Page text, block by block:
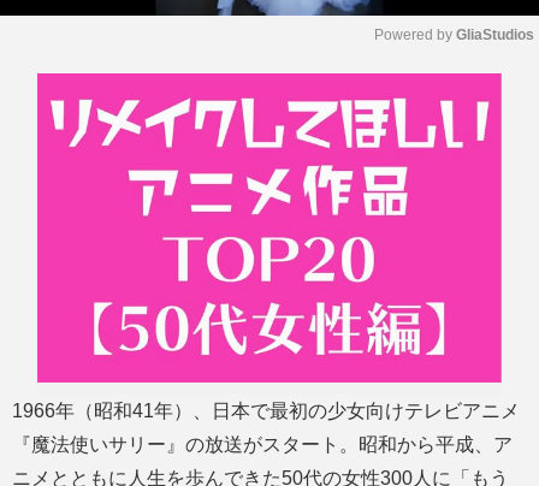
u
e
Powered by GliaStudios
1966年（昭和41年）、日本で最初の少女向けテレビアニメ
『魔法使いサリー』の放送がスタート。昭和から平成、ア
ニメとともに人生を歩んできた50代の女性300人に「もう